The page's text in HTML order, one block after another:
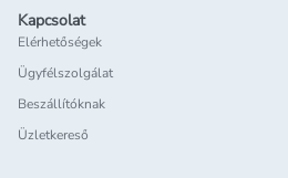
Kapcsolat
Elérhetőségek
Ügyfélszolgálat
Beszállítóknak
Üzletkereső